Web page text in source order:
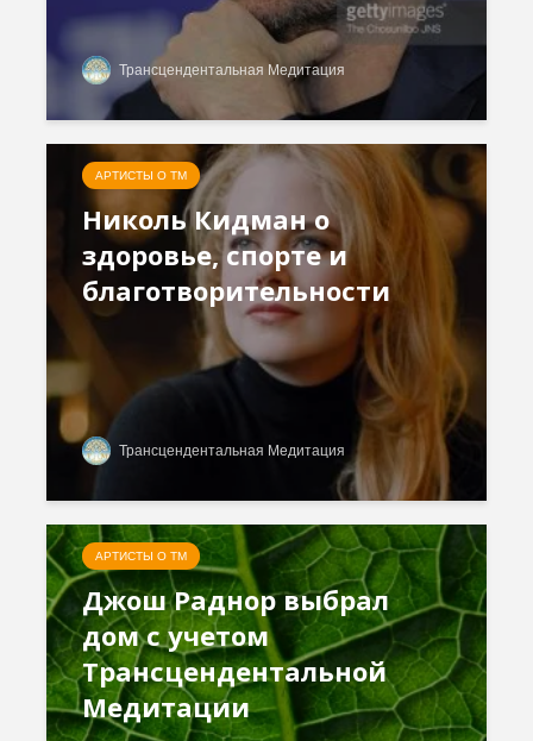
Трансцендентальная Медитация
АРТИСТЫ О ТМ
Николь Кидман о
здоровье, спорте и
благотворительности
Трансцендентальная Медитация
АРТИСТЫ О ТМ
Джош Раднор выбрал
дом с учетом
Трансцендентальной
Медитации